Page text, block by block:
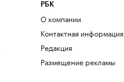
РБК
О компании
Контактная информация
Редакция
Размещение рекламы